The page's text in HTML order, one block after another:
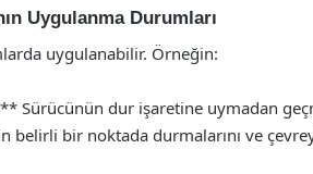
Uygulanma Durumları
uygulanabilir. Örneğin:
Sürücünün dur işaretine uymadan
belirli bir noktada durmalarını ve